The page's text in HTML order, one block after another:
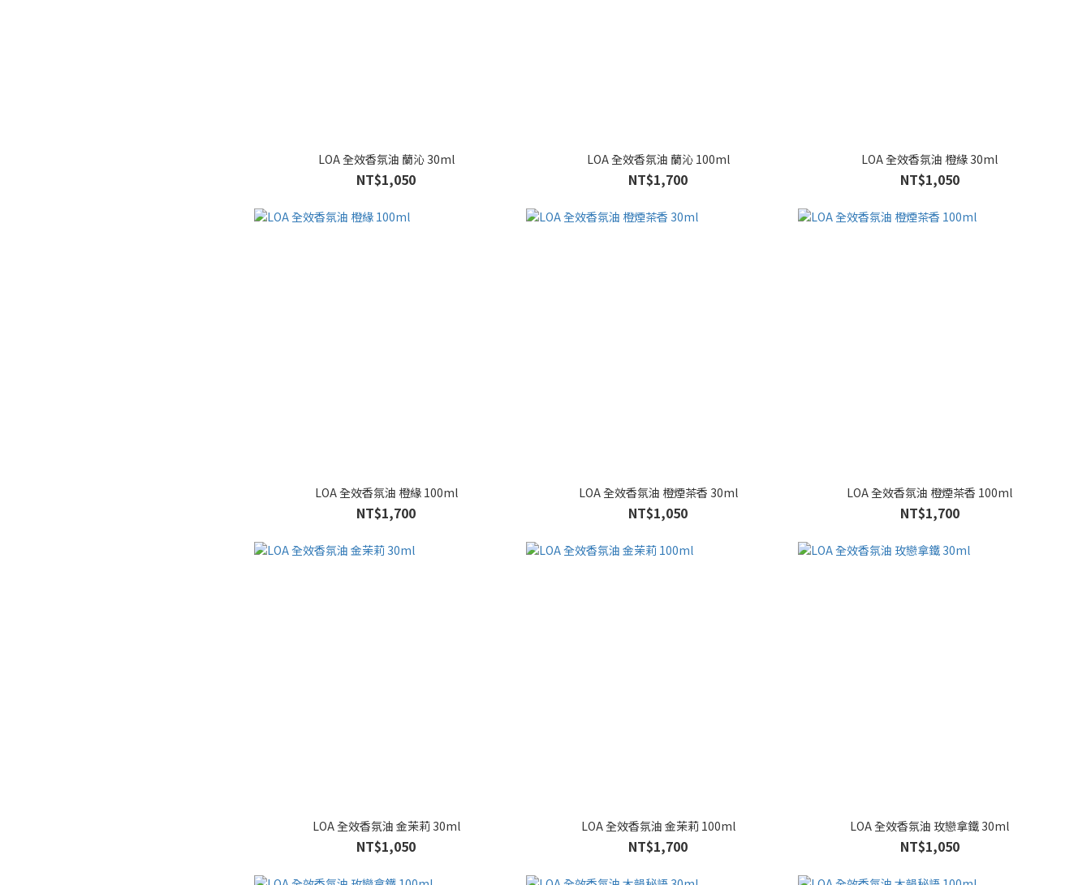
LOA 全效香氛油 蘭沁 30ml
NT$1,050
LOA 全效香氛油 蘭沁 100ml
NT$1,700
LOA 全效香氛油 橙緣 30ml
NT$1,050
LOA 全效香氛油 橙緣 100ml
NT$1,700
LOA 全效香氛油 橙煙茶香 30ml
NT$1,050
LOA 全效香氛油 橙煙茶香 100ml
NT$1,700
LOA 全效香氛油 金茉莉 30ml
NT$1,050
LOA 全效香氛油 金茉莉 100ml
NT$1,700
LOA 全效香氛油 玫戀拿鐵 30ml
NT$1,050